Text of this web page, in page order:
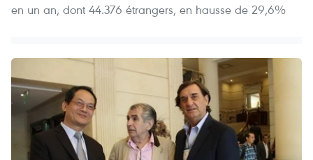
en un an, dont 44.376 étrangers, en hausse de 29,6%